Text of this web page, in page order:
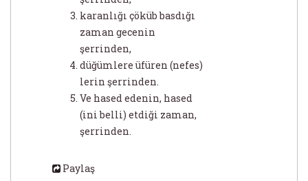
karanlığı çöküb basdığı
zaman gecenin
şerrinden,
düğümlere üfüren (nefes)
lerin şerrinden.
Ve hased edenin, hased
(ini belli) etdiği zaman,
şerrinden.
Paylaş